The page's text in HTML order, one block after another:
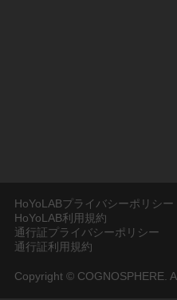
HoYoLABプライバシーポリシー
HoYoLAB利用規約
通行証プライバシーポリシー
通行証利用規約
Copyright © COGNOSPHERE.